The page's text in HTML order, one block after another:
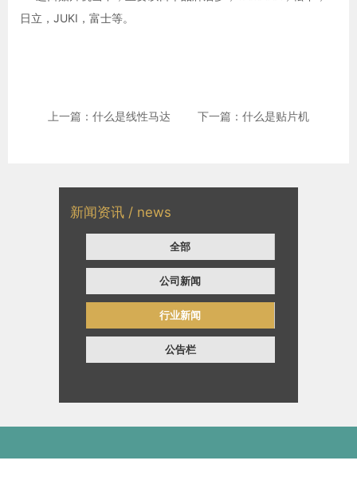
新闻资讯 / news
全部
公司新闻
行业新闻
公告栏
日立，JUKI，富士等。
上一篇：什么是线性马达 下一篇：什么是贴片机